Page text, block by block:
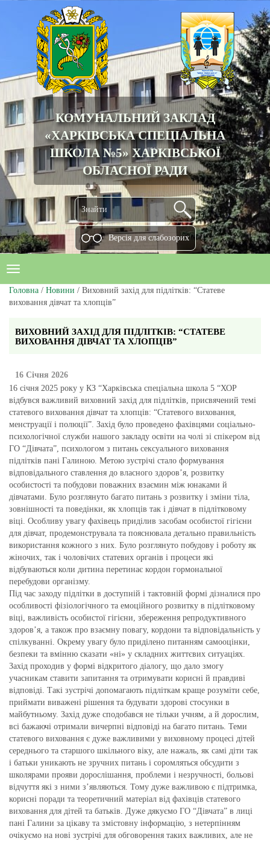
КОМУНАЛЬНИЙ ЗАКЛАД
«ХАРКІВСЬКА СПЕЦІАЛЬНА
ШКОЛА №5» ХАРКІВСЬКОЇ
ОБЛАСНОЇ РАДИ
Версiя для слабозорих
Головна / Новини / Виховний захід для підлітків: “Статеве
виховання дівчат та хлопців”
ВИХОВНИЙ ЗАХІД ДЛЯ ПІДЛІТКІВ: “СТАТЕВЕ
ВИХОВАННЯ ДІВЧАТ ТА ХЛОПЦІВ”
16 Січня 2026
16 січня 2025 року у КЗ “Харківська спеціальна школа 5 “ХОР
відбувся важливий виховний захід для підлітків, присвячений темі
статевого виховання дівчат та хлопців: “Статевого виховання,
менструації і полюції”. Захід було проведено фахівцями соціально-
психологічної служби нашого закладу освіти на чолі зі спікером від
ГО “Дівчата”, психологом з питань сексуального виховання
підлітків пані Галиною. Метою зустрічі стало формування
відповідального ставлення до власного здоров’я, розвитку
особистості та побудови поважних взаємин між юнаками й
дівчатами. Було розглянуто багато питань з розвитку і зміни тіла,
зовнішності та поведінки, як хлопців так і дівчат в підлітковому
віці. Особливу увагу фахівець приділив засобам особистої гігієни
для дівчат, продемонструвала та пояснювала детально правильність
використання кожного з них. Було розглянуто побудову і роботу як
жіночих, так і чоловічих статевих органів і процеси які
відбуваються коли дитина перетинає кордон гормональної
перебудови організму.
Під час заходу підлітки в доступній і тактовній формі дізналися про
особливості фізіологічного та емоційного розвитку в підлітковому
віці, важливість особистої гігієни, збереження репродуктивного
здоров’я, а також про взаємну повагу, кордони та відповідальність у
спілкуванні. Окрему увагу було приділено питанням самооцінки,
безпеки та вмінню сказати «ні» у складних життєвих ситуаціях.
Захід проходив у формі відкритого діалогу, що дало змогу
учасникам ставити запитання та отримувати корисні й правдиві
відповіді. Такі зустрічі допомагають підліткам краще розуміти себе,
приймати виважені рішення та будувати здорові стосунки в
майбутньому. Захід дуже сподобався не тільки учням, а й дорослим,
всі бажаючі отримали вичерпні відповіді на багато питань. Теми
статевого виховання є дуже важливими у виховному процесі дітей
середнього та старшого шкільного віку, але нажаль, як самі діти так
і батьки уникають не зручних питань і соромляться обсудити з
школярами прояви дорослішання, проблеми і незручності, больові
відчуття які з ними з’являються. Тому дуже важливою є підтримка,
корисні поради та теоретичний матеріал від фахівців статевого
виховання для дітей та батьків. Дуже дякуємо ГО “Дівчата” в лиці
пані Галини за цікаву та змістовну інформацію, з нетерпінням
очікуємо на нові зустрічі для обговорення таких важливих, але не